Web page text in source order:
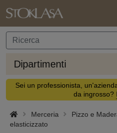
Dipartimenti
Sei un professionista,
da ingrosso?
Merceria Pizzo e
elasticizzato